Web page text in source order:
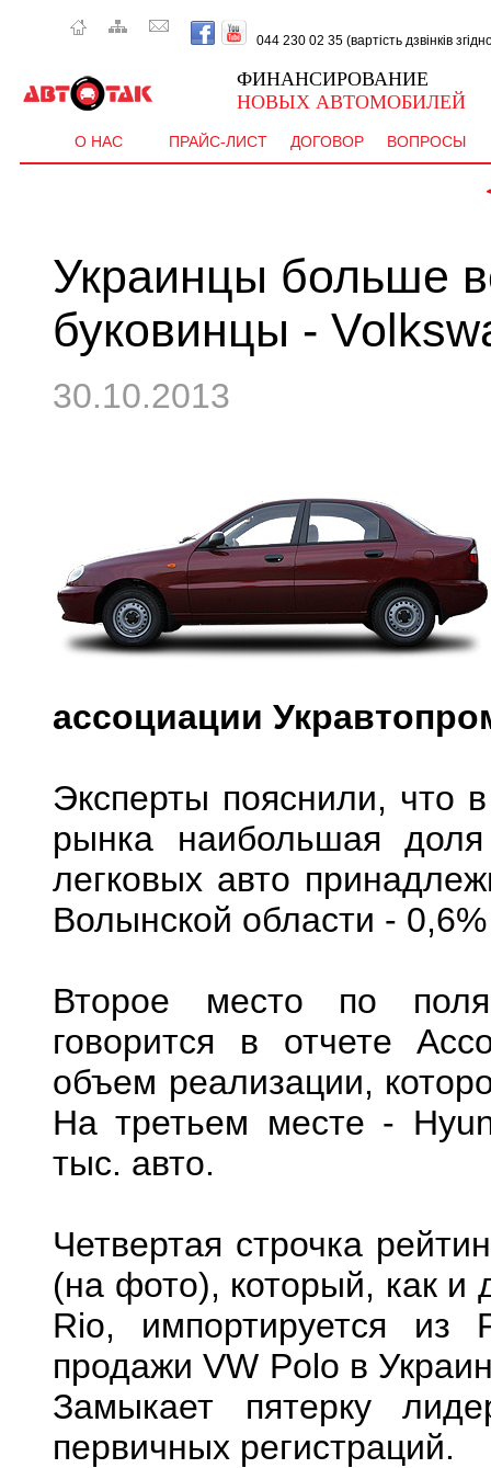
044 230 02 35 (вартість дзвінків
ФИНАНСИРОВАНИЕ
НОВЫХ АВТОМОБИЛЕЙ
О НАС ПРАЙС-ЛИСТ ДОГОВОР ВОПРОСЫ
Украинцы больше
буковинцы -
30.10.2013
ассоциации
Эксперты пояснили, что
рынка наибольшая
легковых авто
Волынской области -
Второе место по
говорится в отчете
объем реализации,
На третьем месте -
тыс. авто.
Четвертая строчка
(на фото), который, как
Rio, импортируется из
продажи VW Polo в
Замыкает пятерку
первичных регистраций.